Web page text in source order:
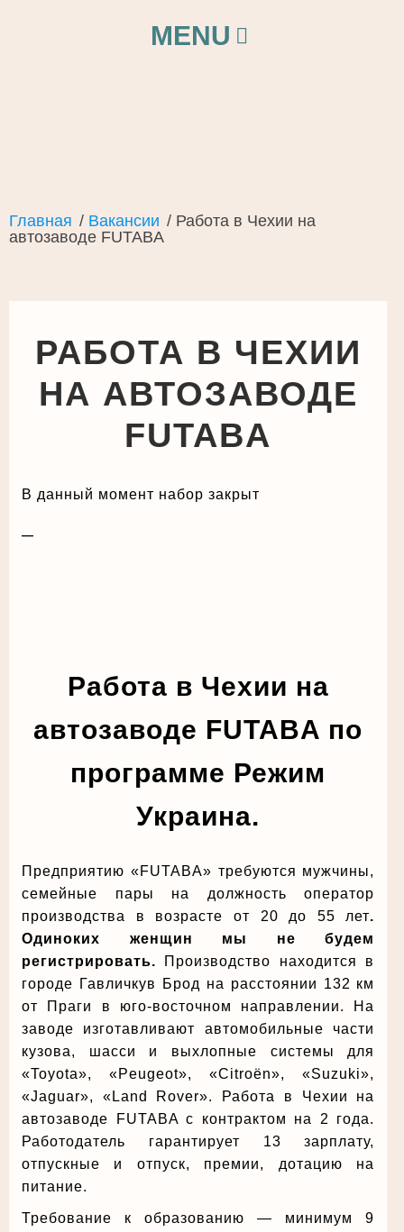
MENU
Главная / Вакансии / Работа в Чехии на
автозаводе FUTABA
РАБОТА В ЧЕХИИ
НА АВТОЗАВОДЕ
FUTABA
В данный момент набор закрыт
—
Работа в Чехии на
автозаводе FUTABA по
программе Режим
Украина.
Предприятию «FUTABA» требуются мужчины,
семейные пары на должность оператор
производства в возрасте от 20 до 55 лет.
Одиноких женщин мы не будем
регистрировать. Производство находится в
городе Гавличкув Брод на расстоянии 132 км
от Праги в юго-восточном направлении. На
заводе изготавливают автомобильные части
кузова, шасси и выхлопные системы для
«Toyota», «Peugeot», «Citroën», «Suzuki»,
«Jaguar», «Land Rover». Работа в Чехии на
автозаводе FUTABA с контрактом на 2 года.
Работодатель гарантирует 13 зарплату,
отпускные и отпуск, премии, дотацию на
питание.
Требование к образованию — минимум 9